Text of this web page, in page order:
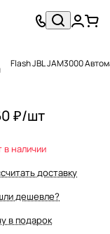
Flash JBL JAM3000
₽/шт
в наличии
доставку
дешевле?
в подарок